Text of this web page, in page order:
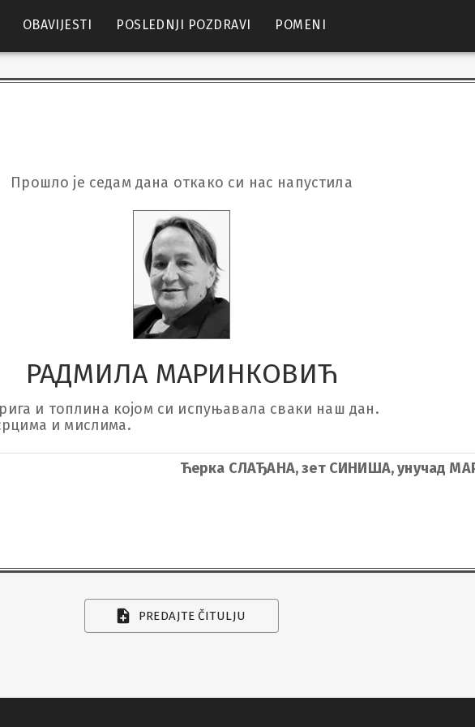
OBAVIJESTI POSLEDNJI POZDRAVI POMENI
Прошло је седам дана откако си нас напустила
РАДМИЛА МАРИНКОВИЋ
и топлина којом си испуњавала сваки наш дан.
и мислима.
Ћерка СЛАЂАНА, зет СИНИША, унучад
PREDAJTE ČITULJU